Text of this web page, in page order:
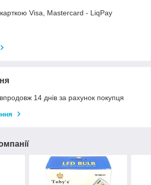
Visa, Mastercard - LiqPay
14 днів за рахунок покупця